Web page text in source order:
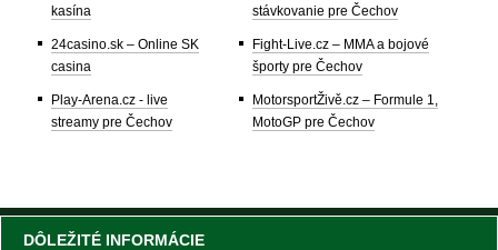
kasína
24casino.sk – Online SK
casina
Play-Arena.cz - live
streamy pre Čechov
stávkovanie pre Čechov
Fight-Live.cz – MMA a bojové
športy pre Čechov
MotorsportŽivě.cz – Formule 1,
MotoGP pre Čechov
DÔLEŽITÉ INFORMÁCIE